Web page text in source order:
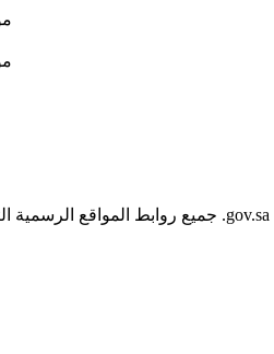
جميع روابط المواقع الرسمية التابعة للجهات الحكومية في المملكة العربية السعودية تنتهي بـ .gov.sa